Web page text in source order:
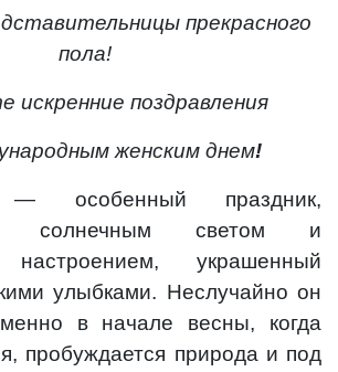
прекрасного
пола!
искренние поздравления
женским днем!
особенный праздник,
солнечным светом и
настроением, украшенный
улыбками. Неслучайно он
в начале весны, когда
пробуждается природа и под